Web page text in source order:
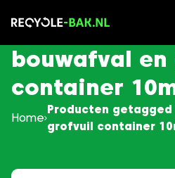
naar
bouwafval
container
Home
Producten getagged
grofvuil container